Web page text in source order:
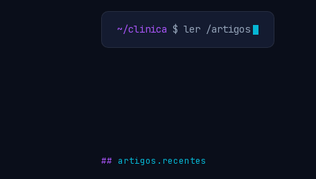
~/clinica $ ler /artigos
artigos.recentes